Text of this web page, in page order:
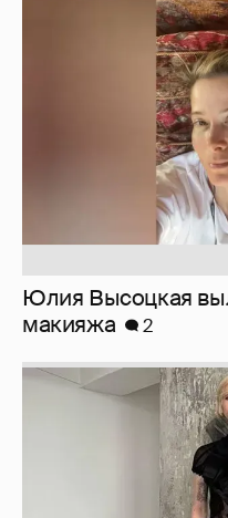
Юлия Высоцкая
Журналистка